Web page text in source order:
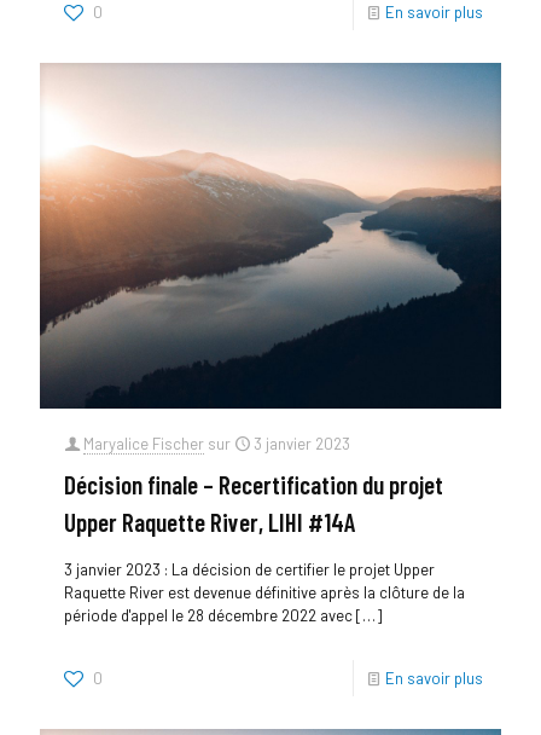
0 En savoir plus
Maryalice Fischer sur 3 janvier 2023
Décision finale – Recertification du projet
Upper Raquette River, LIHI #14A
3 janvier 2023 : La décision de certifier le projet Upper
Raquette River est devenue définitive après la clôture de la
période d'appel le 28 décembre 2022 avec[…]
0 En savoir plus